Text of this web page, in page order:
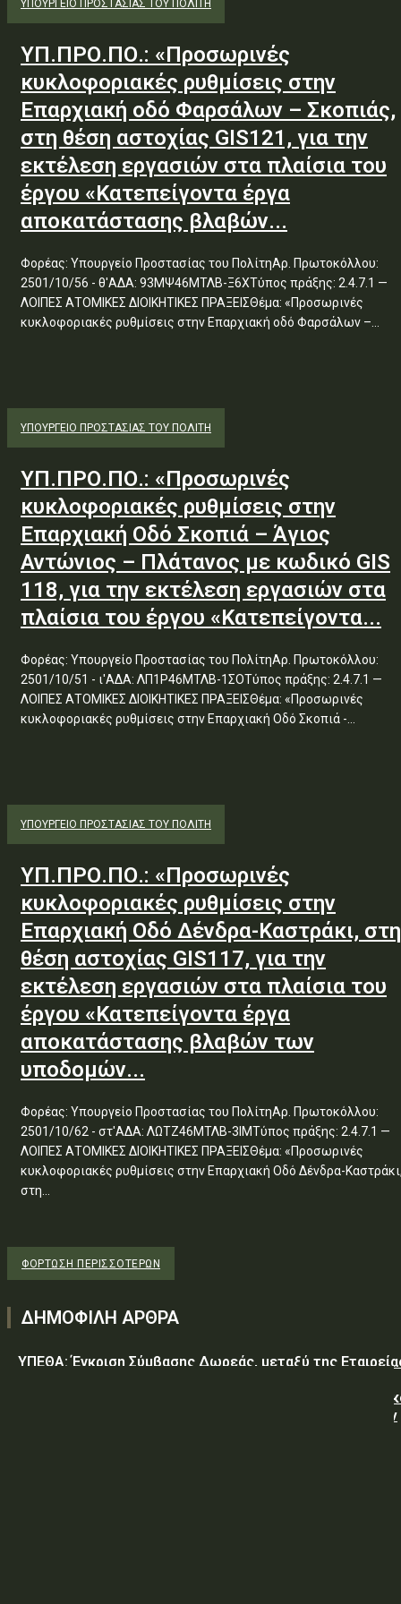
ΥΠΟΥΡΓΕΊΟ ΠΡΟΣΤΑΣΊΑΣ ΤΟΥ ΠΟΛΊΤΗ
ΥΠ.ΠΡΟ.ΠΟ.: «Προσωρινές
κυκλοφοριακές ρυθμίσεις στην
Επαρχιακή οδό Φαρσάλων – Σκοπιάς,
στη θέση αστοχίας GIS121, για την
εκτέλεση εργασιών στα πλαίσια του
έργου «Κατεπείγοντα έργα
αποκατάστασης βλαβών...
Φορέας: Υπουργείο Προστασίας του ΠολίτηΑρ. Πρωτοκόλλου:
2501/10/56 - θ'ΑΔΑ: 93ΜΨ46ΜΤΛΒ-Ξ6ΧΤύπος πράξης: 2.4.7.1 —
ΛΟΙΠΕΣ ΑΤΟΜΙΚΕΣ ΔΙΟΙΚΗΤΙΚΕΣ ΠΡΑΞΕΙΣΘέμα: «Προσωρινές
κυκλοφοριακές ρυθμίσεις στην Επαρχιακή οδό Φαρσάλων –...
ΥΠΟΥΡΓΕΊΟ ΠΡΟΣΤΑΣΊΑΣ ΤΟΥ ΠΟΛΊΤΗ
ΥΠ.ΠΡΟ.ΠΟ.: «Προσωρινές
κυκλοφοριακές ρυθμίσεις στην
Επαρχιακή Οδό Σκοπιά – Άγιος
Αντώνιος – Πλάτανος με κωδικό GIS
118, για την εκτέλεση εργασιών στα
πλαίσια του έργου «Κατεπείγοντα...
Φορέας: Υπουργείο Προστασίας του ΠολίτηΑρ. Πρωτοκόλλου:
2501/10/51 - ι'ΑΔΑ: ΛΠ1Ρ46ΜΤΛΒ-1ΣΟΤύπος πράξης: 2.4.7.1 —
ΛΟΙΠΕΣ ΑΤΟΜΙΚΕΣ ΔΙΟΙΚΗΤΙΚΕΣ ΠΡΑΞΕΙΣΘέμα: «Προσωρινές
κυκλοφοριακές ρυθμίσεις στην Επαρχιακή Οδό Σκοπιά -...
ΥΠΟΥΡΓΕΊΟ ΠΡΟΣΤΑΣΊΑΣ ΤΟΥ ΠΟΛΊΤΗ
ΥΠ.ΠΡΟ.ΠΟ.: «Προσωρινές
κυκλοφοριακές ρυθμίσεις στην
Επαρχιακή Οδό Δένδρα-Καστράκι, στη
θέση αστοχίας GIS117, για την
εκτέλεση εργασιών στα πλαίσια του
έργου «Κατεπείγοντα έργα
αποκατάστασης βλαβών των
υποδομών...
Φορέας: Υπουργείο Προστασίας του ΠολίτηΑρ. Πρωτοκόλλου:
2501/10/62 - στ'ΑΔΑ: ΛΩΤΖ46ΜΤΛΒ-3ΙΜΤύπος πράξης: 2.4.7.1 —
ΛΟΙΠΕΣ ΑΤΟΜΙΚΕΣ ΔΙΟΙΚΗΤΙΚΕΣ ΠΡΑΞΕΙΣΘέμα: «Προσωρινές
κυκλοφοριακές ρυθμίσεις στην Επαρχιακή Οδό Δένδρα-
στη...
ΦΌΡΤΩΣΗ ΠΕΡΙΣΣΟΤΈΡΩΝ
ΔΗΜΟΦΙΛΗ ΑΡΘΡΑ
ΥΠΕΘΑ: Έγκριση Σύμβασης Δωρεάς, μεταξύ της
Ελληνικού Δημοσίου – Υπουργείο-Εθνικής Άμυνας-
Επιτελείο Αεροπορίας-Σχολή Μονίμων Υπαξιωματικών